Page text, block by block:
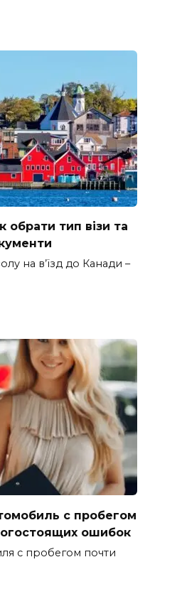
обрати тип візи та
на в’їзд до Канади –
с пробегом
ошибок
с пробегом почти